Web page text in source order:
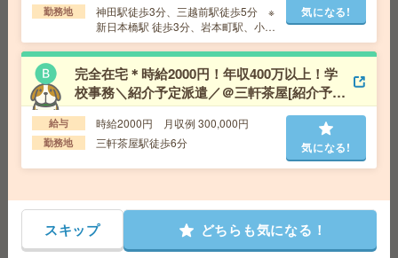
給 与 時給1900円～2100円＋交 ■給与の前払いが
可能な速払いサービスあり
交通費 交通費支給あり
勤務地
東京都千代田区 東京メトロ有楽町線 麹町駅
徒歩1分、東京メトロ半蔵門線 半蔵門駅徒歩5分
気になる!
座り仕事！給与即払いOK！高時給！品質検査・データ入
力[派遣]
交通費 交通費支給有り
勤務地
みどりの駅～徒歩20分 ※車通勤・バイク通
勤OK
気になる!
勤務地
神田駅徒歩3分、三越前駅徒歩5分 ※
新日本橋駅 徒歩3分、岩本町駅、小伝
馬町駅も徒歩圏内です！
気になる!
完全在宅＊時給2000円！年収400万以上！学
校事務＼紹介予定派遣／＠三軒茶屋[紹介予定
派遣]
給与 時給2000円 月収例 300,000円
勤務地 三軒茶屋駅徒歩6分 気になる!
スキップ どちらも気になる！